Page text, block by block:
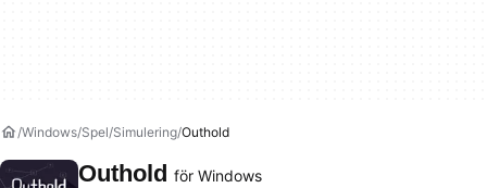
Windows Spel Simulering Outhold
Outhold för Windows